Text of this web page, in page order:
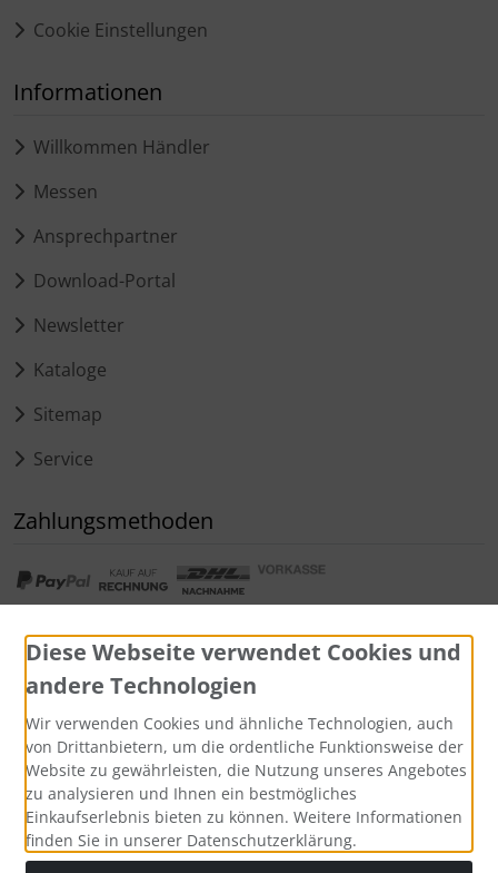
Cookie Einstellungen
Informationen
Willkommen Händler
Messen
Ansprechpartner
Download-Portal
Newsletter
Kataloge
Sitemap
Service
Zahlungsmethoden
Diese Webseite verwendet Cookies und
andere Technologien
Wir verwenden Cookies und ähnliche Technologien, auch
von Drittanbietern, um die ordentliche Funktionsweise der
Website zu gewährleisten, die Nutzung unseres Angebotes
zu analysieren und Ihnen ein bestmögliches
Einkaufserlebnis bieten zu können. Weitere Informationen
finden Sie in unserer Datenschutzerklärung.